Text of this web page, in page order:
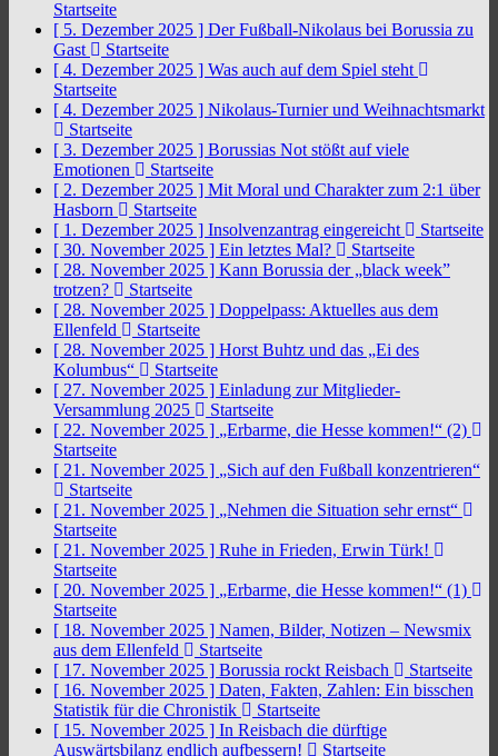
Startseite
[ 5. Dezember 2025 ] Der Fußball-Nikolaus bei Borussia zu
Gast
Startseite
[ 4. Dezember 2025 ] Was auch auf dem Spiel steht
Startseite
[ 4. Dezember 2025 ] Nikolaus-Turnier und Weihnachtsmarkt
Startseite
[ 3. Dezember 2025 ] Borussias Not stößt auf viele
Emotionen
Startseite
[ 2. Dezember 2025 ] Mit Moral und Charakter zum 2:1 über
Hasborn
Startseite
[ 1. Dezember 2025 ] Insolvenzantrag eingereicht
Startseite
[ 30. November 2025 ] Ein letztes Mal?
Startseite
[ 28. November 2025 ] Kann Borussia der „black week”
trotzen?
Startseite
[ 28. November 2025 ] Doppelpass: Aktuelles aus dem
Ellenfeld
Startseite
[ 28. November 2025 ] Horst Buhtz und das „Ei des
Kolumbus“
Startseite
[ 27. November 2025 ] Einladung zur Mitglieder-
Versammlung 2025
Startseite
[ 22. November 2025 ] „Erbarme, die Hesse kommen!“ (2)
Startseite
[ 21. November 2025 ] „Sich auf den Fußball konzentrieren“
Startseite
[ 21. November 2025 ] „Nehmen die Situation sehr ernst“
Startseite
[ 21. November 2025 ] Ruhe in Frieden, Erwin Türk!
Startseite
[ 20. November 2025 ] „Erbarme, die Hesse kommen!“ (1)
Startseite
[ 18. November 2025 ] Namen, Bilder, Notizen – Newsmix
aus dem Ellenfeld
Startseite
[ 17. November 2025 ] Borussia rockt Reisbach
Startseite
[ 16. November 2025 ] Daten, Fakten, Zahlen: Ein bisschen
Statistik für die Chronistik
Startseite
[ 15. November 2025 ] In Reisbach die dürftige
Auswärtsbilanz endlich aufbessern!
Startseite